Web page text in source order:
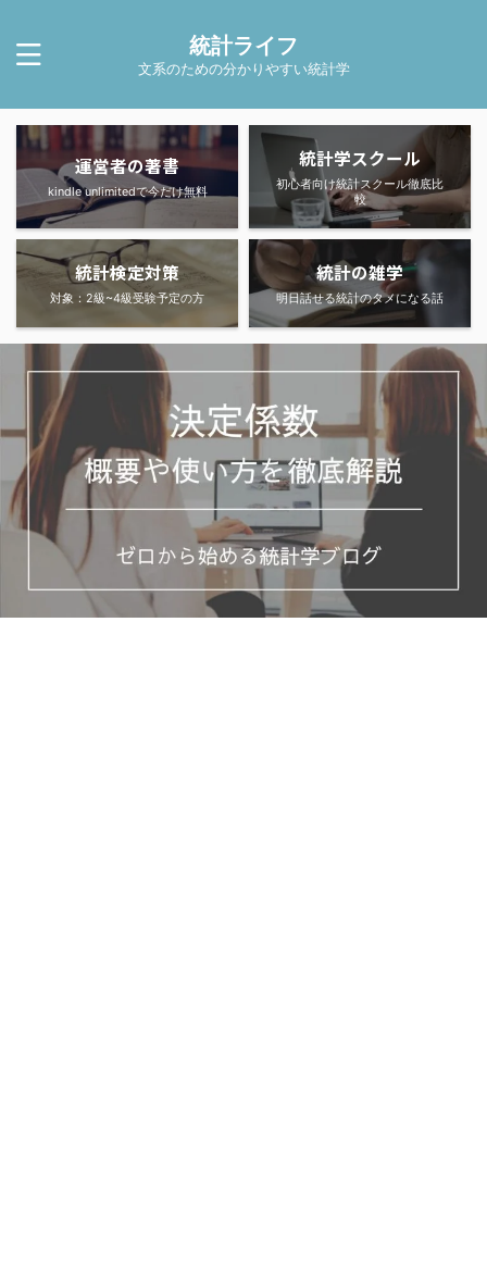
統計ライフ
文系のための分かりやすい統計学
運営者の著書
kindle unlimitedで今だけ無料
統計学スクール
初心者向け統計スクール徹底比
較
統計検定対策
対象：2級~4級受験予定の方
統計の雑学
明日話せる統計のタメになる話